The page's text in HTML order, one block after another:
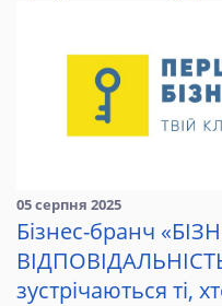
05 серпня 2025
Бізнес-бранч
зустрічаються ті,